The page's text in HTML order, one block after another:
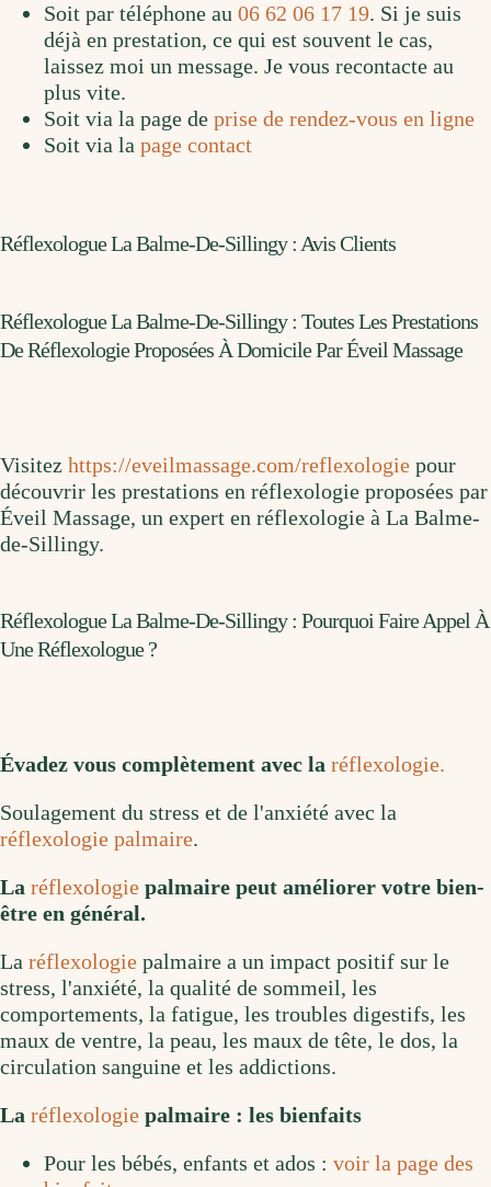
Soit par téléphone au 06 62 06 17 19. Si je suis
déjà en prestation, ce qui est souvent le cas,
laissez moi un message. Je vous recontacte au
plus vite.
Soit via la page de prise de rendez-vous en ligne
Soit via la page contact
Réflexologue La Balme-De-Sillingy : Avis Clients
Réflexologue La Balme-De-Sillingy : Toutes Les Prestations
De Réflexologie Proposées À Domicile Par Éveil Massage
Visitez https://eveilmassage.com/reflexologie pour
découvrir les prestations en réflexologie proposées par
Éveil Massage, un expert en réflexologie à La Balme-
de-Sillingy.
Réflexologue La Balme-De-Sillingy : Pourquoi Faire Appel À
Une Réflexologue ?
Évadez vous complètement avec la réflexologie.
Soulagement du stress et de l'anxiété avec la
réflexologie palmaire.
La réflexologie palmaire peut améliorer votre bien-
être en général.
La réflexologie palmaire a un impact positif sur le
stress, l'anxiété, la qualité de sommeil, les
comportements, la fatigue, les troubles digestifs, les
maux de ventre, la peau, les maux de tête, le dos, la
circulation sanguine et les addictions.
La réflexologie palmaire : les bienfaits
Pour les bébés, enfants et ados : voir la page des